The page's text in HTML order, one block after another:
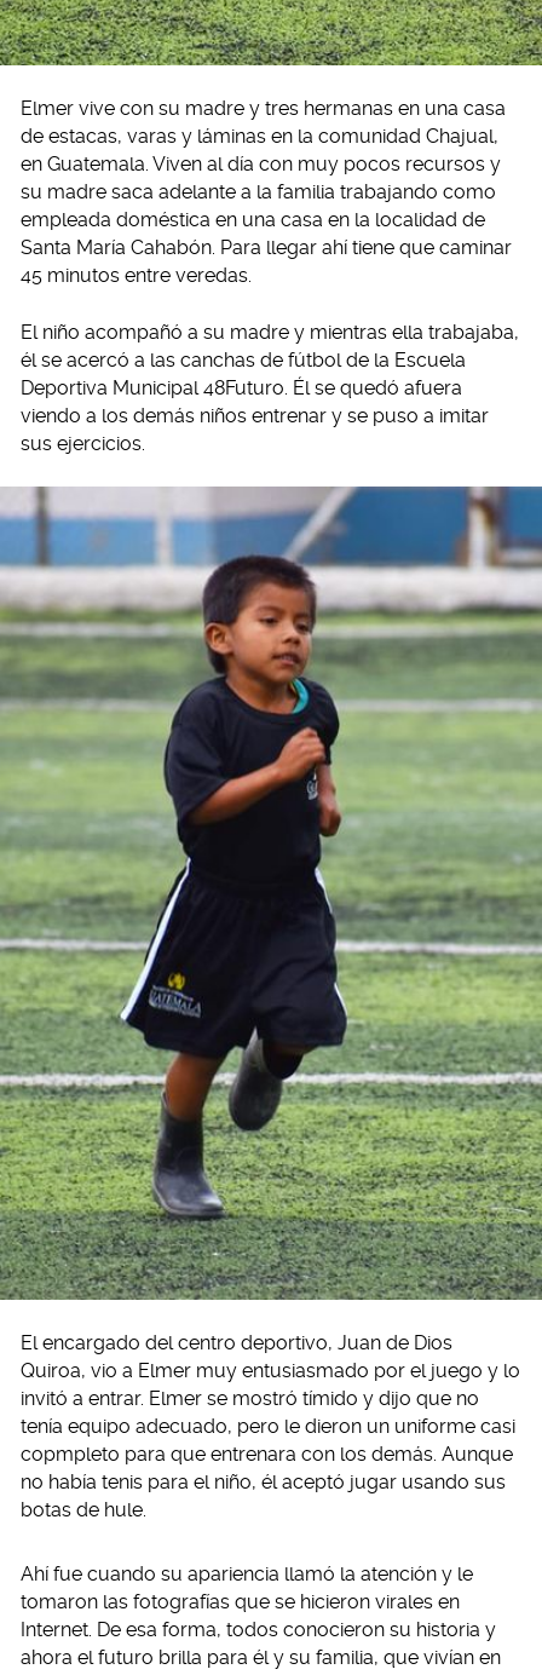
Elmer vive con su madre y tres hermanas en una casa
de estacas, varas y láminas en la comunidad Chajual,
en Guatemala. Viven al día con muy pocos recursos y
su madre saca adelante a la familia trabajando como
empleada doméstica en una casa en la localidad de
Santa María Cahabón. Para llegar ahí tiene que caminar
45 minutos entre veredas.
El niño acompañó a su madre y mientras ella trabajaba,
él se acercó a las canchas de fútbol de la Escuela
Deportiva Municipal 48Futuro. Él se quedó afuera
viendo a los demás niños entrenar y se puso a imitar
sus ejercicios.
El encargado del centro deportivo, Juan de Dios
Quiroa, vio a Elmer muy entusiasmado por el juego y lo
invitó a entrar. Elmer se mostró tímido y dijo que no
tenía equipo adecuado, pero le dieron un uniforme casi
copmpleto para que entrenara con los demás. Aunque
no había tenis para el niño, él aceptó jugar usando sus
botas de hule.
Ahí fue cuando su apariencia llamó la atención y le
tomaron las fotografías que se hicieron virales en
Internet. De esa forma, todos conocieron su historia y
ahora el futuro brilla para él y su familia, que vivían en